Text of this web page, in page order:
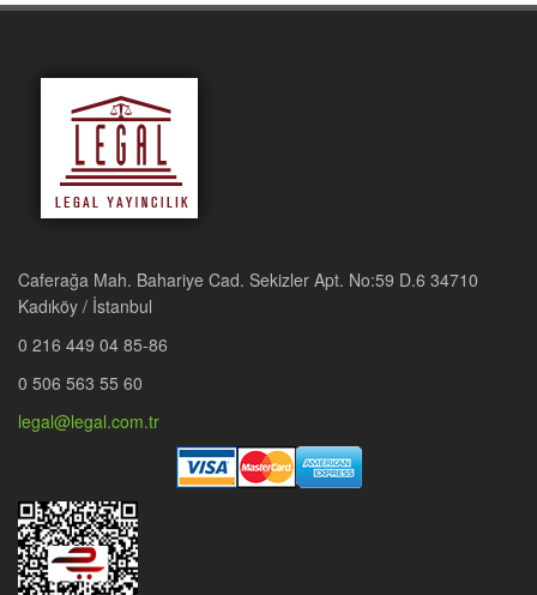
Caferağa Mah. Bahariye Cad. Sekizler Apt. No:59 D.6 34710
Kadıköy / İstanbul
0 216 449 04 85-86
0 506 563 55 60
legal@legal.com.tr